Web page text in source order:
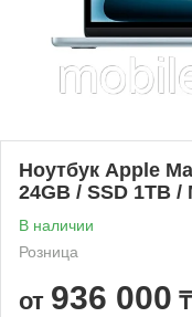
Ноутбук Apple
24GB / SSD 1TB /
В наличии
Розница
от 936 000 ₸